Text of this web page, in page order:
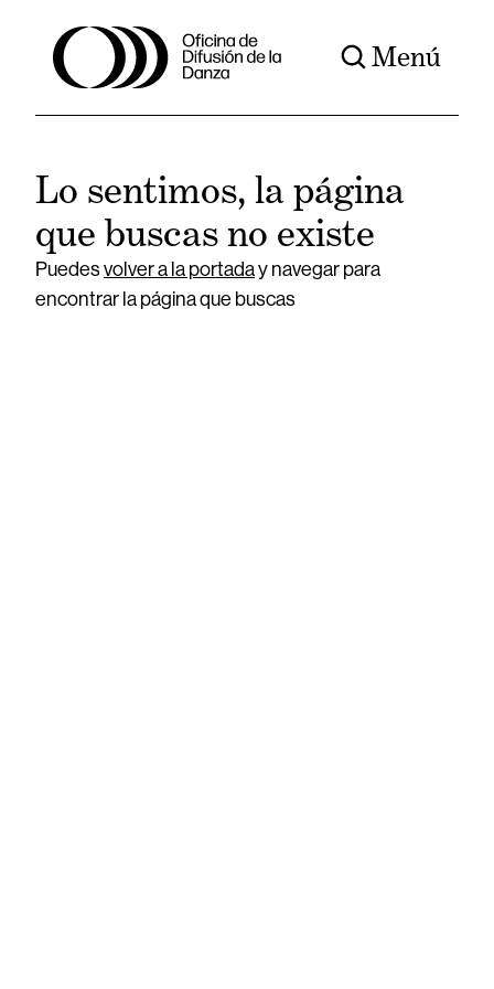
Menú
Lo sentimos, la página
que buscas no existe
Puedesvolver a la portaday navegar para
encontrar la página que buscas